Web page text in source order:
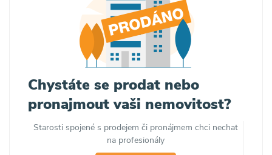
Chystáte se prodat nebo
pronajmout vaši nemovitost?
Starosti spojené s prodejem či pronájmem chci nechat
na profesionály